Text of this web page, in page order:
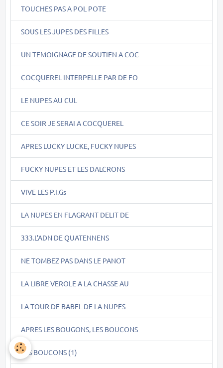
TOUCHES PAS A POL POTE
SOUS LES JUPES DES FILLES
UN TEMOIGNAGE DE SOUTIEN A COC
COCQUEREL INTERPELLE PAR DE FO
LE NUPES AU CUL
CE SOIR JE SERAI A COCQUEREL
APRES LUCKY LUCKE, FUCKY NUPES
FUCKY NUPES ET LES DALCRONS
VIVE LES P.I.Gs
LA NUPES EN FLAGRANT DELIT DE
333.L'ADN DE QUATENNENS
NE TOMBEZ PAS DANS LE PANOT
LA LIBRE VEROLE A LA CHASSE AU
LA TOUR DE BABEL DE LA NUPES
APRES LES BOUGONS, LES BOUCONS
LES BOUCONS (1)